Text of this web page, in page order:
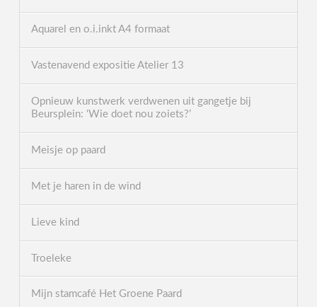
Aquarel en o.i.inkt A4 formaat
Vastenavend expositie Atelier 13
Opnieuw kunstwerk verdwenen uit gangetje bij
Beursplein: ‘Wie doet nou zoiets?’
Meisje op paard
Met je haren in de wind
Lieve kind
Troeleke
Mijn stamcafé Het Groene Paard